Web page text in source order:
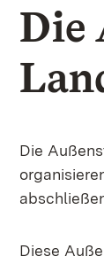
Die
Die
Diese